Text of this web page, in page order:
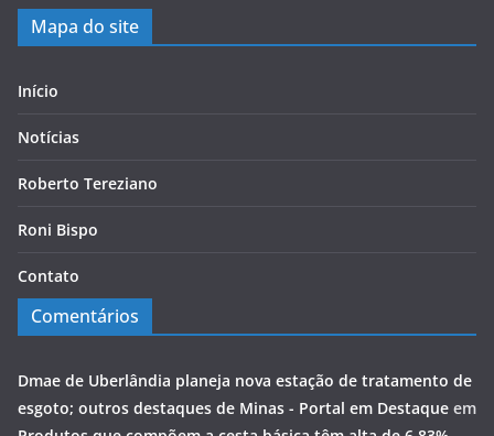
Mapa do site
Início
Notícias
Roberto Tereziano
Roni Bispo
Contato
Comentários
Dmae de Uberlândia planeja nova estação de tratamento de
esgoto; outros destaques de Minas - Portal em Destaque em